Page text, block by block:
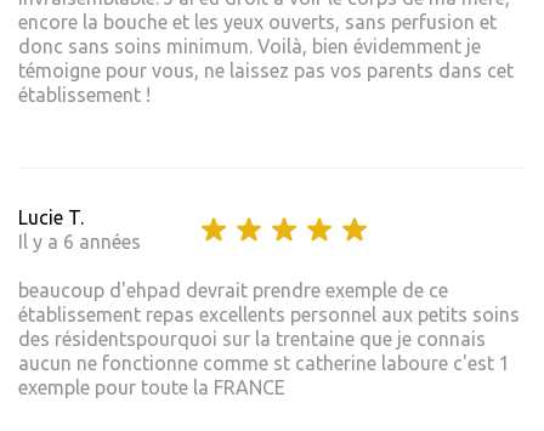
encore la bouche et les yeux ouverts, sans perfusion et
donc sans soins minimum. Voilà, bien évidemment je
témoigne pour vous, ne laissez pas vos parents dans cet
établissement !
Lucie T.
Il y a 6 années
beaucoup d'ehpad devrait prendre exemple de ce
établissement repas excellents personnel aux petits soins
des résidentspourquoi sur la trentaine que je connais
aucun ne fonctionne comme st catherine laboure c'est 1
exemple pour toute la FRANCE